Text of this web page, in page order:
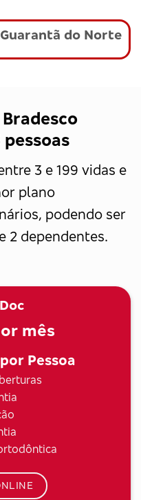
do Norte
3 e 199 vidas e
plano
podendo ser
2 dependentes.
mês
Pessoa